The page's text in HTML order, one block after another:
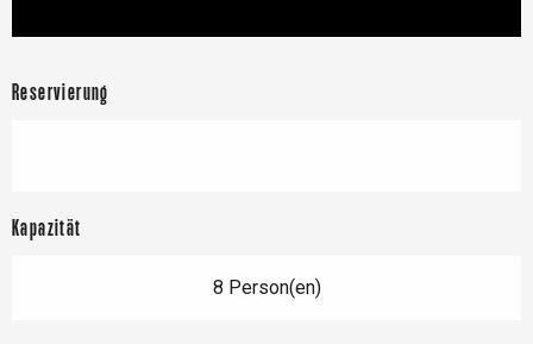
Reservierung
Kapazität
8 Person(en)